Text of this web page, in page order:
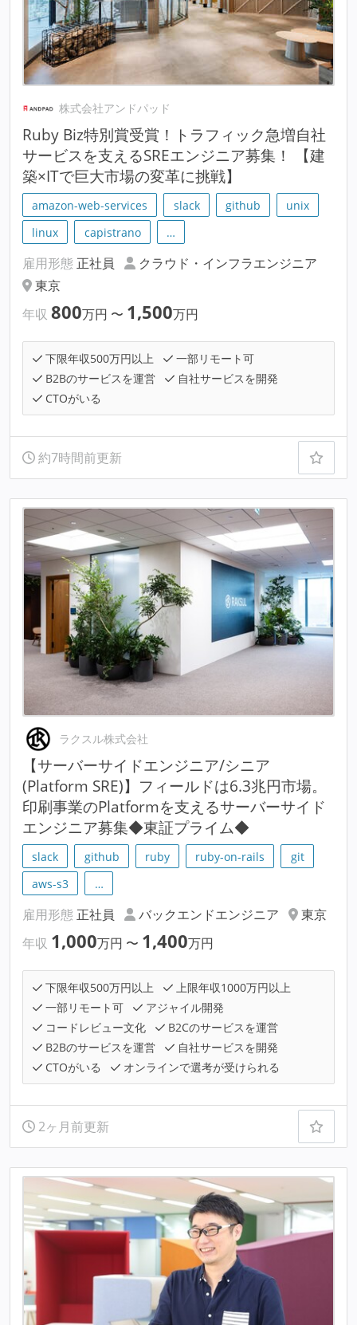
株式会社アンドパッド
Ruby Biz特別賞受賞！トラフィック急増自社
サービスを支えるSREエンジニア募集！ 【建
築×ITで巨大市場の変革に挑戦】
amazon-web-services slack github
unix
linux
capistrano …
雇用形態 正社員
クラウド・インフラエンジニア
東京
年収 800万円 〜 1,500万円
下限年収500万円以上
一部リモート可
B2Bのサービスを運営
自社サービスを開発
CTOがいる
約7時間前更新
ラクスル株式会社
【サーバーサイドエンジニア/シニア
(Platform SRE)】フィールドは6.3兆円市場。
印刷事業のPlatformを支えるサーバーサイド
エンジニア募集◆東証プライム◆
slack github ruby ruby-on-rails
git
aws-s3
…
雇用形態 正社員 バックエンドエンジニア
東京
年収 1,000万円 〜 1,400万円
下限年収500万円以上
上限年収1000万円以上
一部リモート可
アジャイル開発
コードレビュー文化
B2Cのサービスを運営
B2Bのサービスを運営
自社サービスを開発
CTOがいる
オンラインで選考が受けられる
2ヶ月前更新